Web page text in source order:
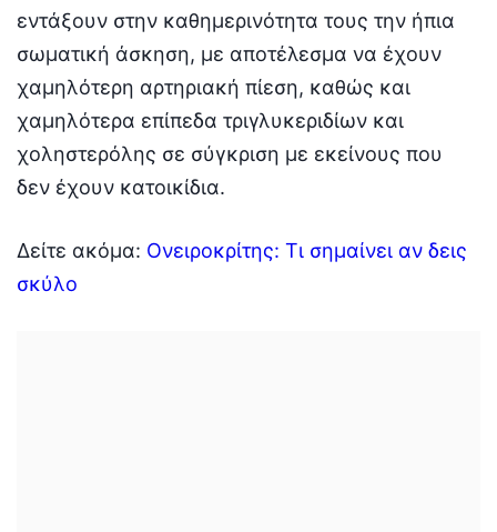
εντάξουν στην καθημερινότητα τους την ήπια
σωματική άσκηση, με αποτέλεσμα να έχουν
χαμηλότερη αρτηριακή πίεση, καθώς και
χαμηλότερα επίπεδα τριγλυκεριδίων και
χοληστερόλης σε σύγκριση με εκείνους που
δεν έχουν κατοικίδια.
Δείτε ακόμα: Ονειροκρίτης: Τι σημαίνει αν δεις
σκύλο